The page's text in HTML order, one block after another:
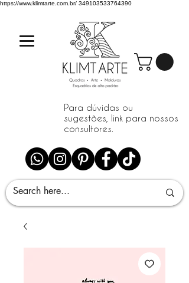
https://www.klimtarte.com.br/ 349103533764390
Para dúvidas ou
sugestões, link para nossos
consultores.